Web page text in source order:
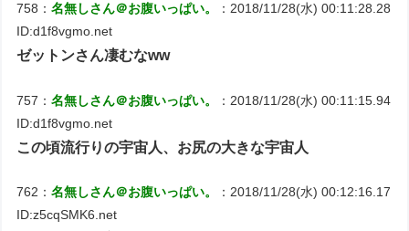
758：名無しさん＠お腹いっぱい。
：2018/11/28(水) 00:11:28.28
ID:d1f8vgmo.net
ゼットンさん凄むなww
757：名無しさん＠お腹いっぱい。
：2018/11/28(水) 00:11:15.94
ID:d1f8vgmo.net
この頃流行りの宇宙人、お尻の大きな宇宙人
762：名無しさん＠お腹いっぱい。
：2018/11/28(水) 00:12:16.17
ID:z5cqSMK6.net